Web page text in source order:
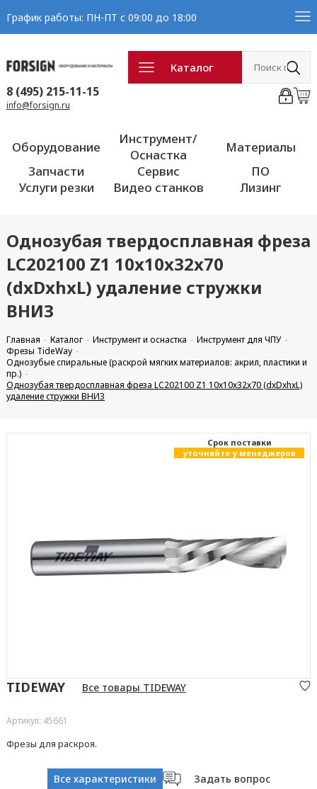
График работы: ПН-ПТ с 09:00 до 18:00
Каталог
8 (495) 215-11-15
info@forsign.ru
Оборудование
Инструмент/
Оснастка
Материалы
Запчасти
Сервис
ПО
Услуги резки
Видео станков Лизинг
Однозубая твердосплавная фреза
LC202100 Z1 10x10x32x70
(dxDxhxL) удаление стружки
ВНИЗ
Главная Каталог Инструмент и оснастка
Инструмент для ЧПУ
Фрезы TideWay
Однозубые спиральные (раскрой мягких материалов: акрил, пластики и
пр.)
Однозубая твердосплавная фреза LC202100 Z1 10x10x32x70 (dxDxhxL)
удаление стружки ВНИЗ
Cрок поставки
уточняйте у менеджеров
TIDEWAY Все товары TIDEWAY
Артикул: 45661
Фрезы для раскроя.
Все характеристики
Задать вопрос